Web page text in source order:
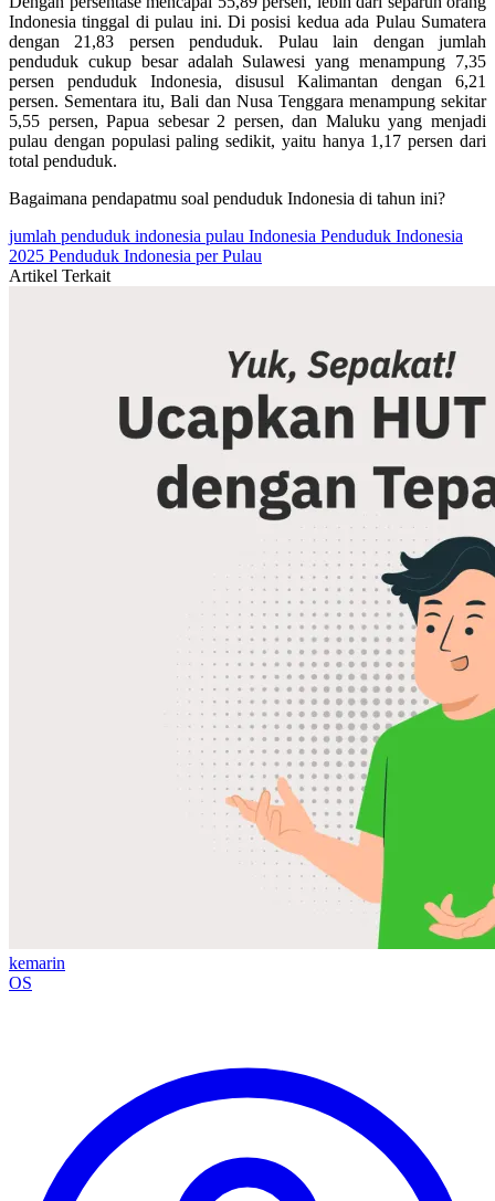
Indonesia tinggal di pulau ini. Di posisi kedua ada Pulau Sumatera
dengan 21,83 persen penduduk. Pulau lain dengan jumlah
penduduk cukup besar adalah Sulawesi yang menampung 7,35
persen penduduk Indonesia, disusul Kalimantan dengan 6,21
persen. Sementara itu, Bali dan Nusa Tenggara menampung sekitar
5,55 persen, Papua sebesar 2 persen, dan Maluku yang menjadi
pulau dengan populasi paling sedikit, yaitu hanya 1,17 persen dari
total penduduk.
Bagaimana pendapatmu soal penduduk Indonesia di tahun ini?
jumlah penduduk indonesia pulau Indonesia Penduduk Indonesia
2025 Penduduk Indonesia per Pulau
Artikel Terkait
kemarin
OS